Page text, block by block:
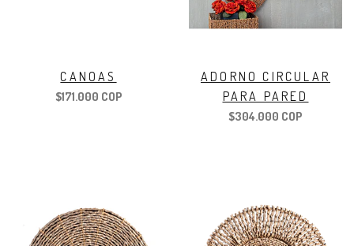
CANOAS
$171.000 COP
ADORNO CIRCULAR
PARA PARED
$304.000 COP